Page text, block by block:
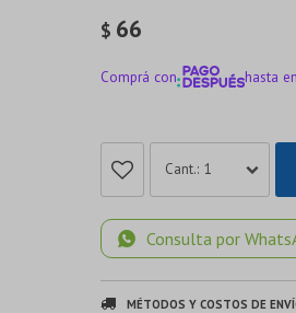
$ 66
Comprá con hasta
1
Consulta por
MÉTODOS Y COSTOS DE